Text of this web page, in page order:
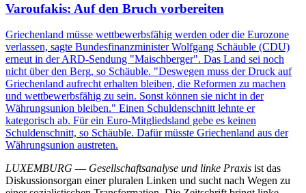
Varoufakis: Auf den Bruch vorbereiten
Griechenland müsse wettbewerbsfähig werden oder die Eurozone
verlassen, sagte Bundesfinanzminister Wolfgang Schäuble (CDU)
erneut in der ARD-Sendung "Maischberger". Das Land sei noch
nicht über den Berg, so Schäuble. "Deswegen muss der Druck auf
Griechenland aufrecht erhalten bleiben, die Reformen zu machen
und wettbewerbsfähig zu sein. Sonst können sie nicht in der
Währungsunion bleiben." Einen Schuldenschnitt lehnte er
kategorisch ab. Für ein Euro-Mitgliedsland gebe es keinen
Schuldenschnitt, so Schäuble. Dafür müsste Griechenland aus der
Währungsunion austreten.
LUXEMBURG — Gesellschaftsanalyse und linke Praxis ist das
Diskussionsorgan einer pluralen Linken und sucht nach Wegen zu